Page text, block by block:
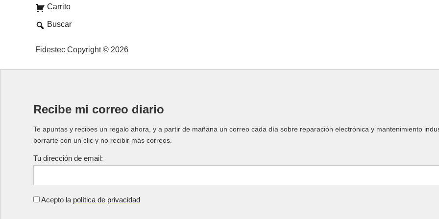
Carrito
Buscar
Fidestec Copyright © 2026
Recibe mi correo diario
Te apuntas y recibes un regalo ahora, y a partir de mañana un correo cada día sobre reparación electrónica y mantenimiento
borrarte con un clic y no recibir más correos.
Tu dirección de email:
Acepto la política de privacidad